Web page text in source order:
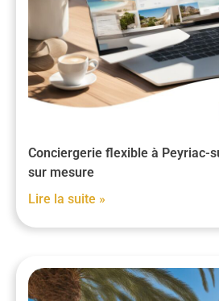
Conciergerie flexible à Peyriac-
sur mesure
Lire la suite »